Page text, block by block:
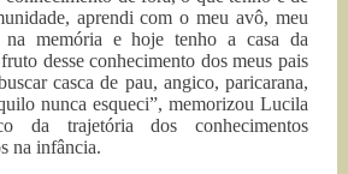
aprendi com o meu avô, meu
na memória e hoje tenho a casa da
desse conhecimento dos meus pais
casca de pau, angico, paricarana,
nunca esqueci”, memorizou Lucila
da trajetória dos conhecimentos
na infância.